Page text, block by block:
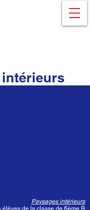
intérieurs
Paysages intérieurs
élèves de la classe de 6ème B